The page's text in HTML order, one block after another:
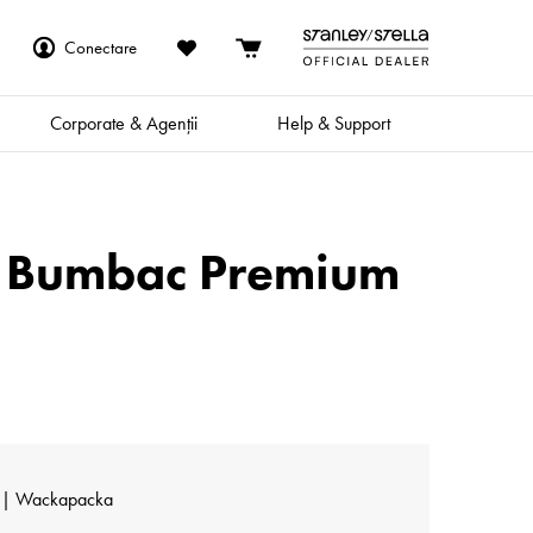
Conectare
Corporate & Agenții Help & Support
Premium
Wackapacka